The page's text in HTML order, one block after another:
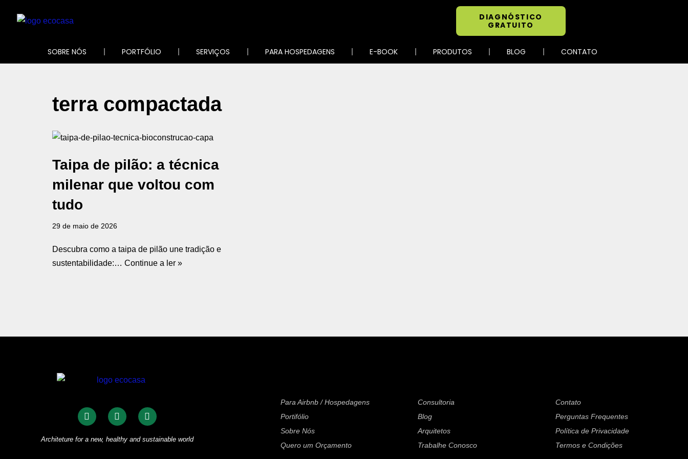
DIAGNÓSTICO
GRATUITO
SOBRE NÓS PORTFÓLIO SERVIÇOS PARA HOSPEDAGENS E-BOOK PRODUTOS BLOG CONTATO
terra compactada
Taipa de pilão: a técnica
milenar que voltou com
tudo
29 de maio de 2026
Descubra como a taipa de pilão une tradição e
sustentabilidade:… Continue a ler »
Architeture for a new, healthy and sustainable world
Para Airbnb / Hospedagens
Portifólio
Sobre Nós
Quero um Orçamento
Consultoria
Blog
Arquitetos
Trabalhe Conosco
Contato
Perguntas Frequentes
Política de Privacidade
Termos e Condições